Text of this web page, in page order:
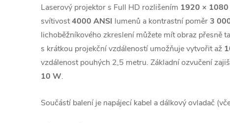
Laserový projektor s Full HD rozlišením 1920 × 1080
svítivost4000 ANSI lumenů a kontrastní poměr3
lichoběžníkového zkreslení můžete mít obraz přesně
s krátkou projekční vzdáleností umožňuje vytvořit až
vzdálenost pouhých 2,5 metru. Základní ozvučení
10 W.
Součástí balení je napájecí kabel a dálkový ovladač